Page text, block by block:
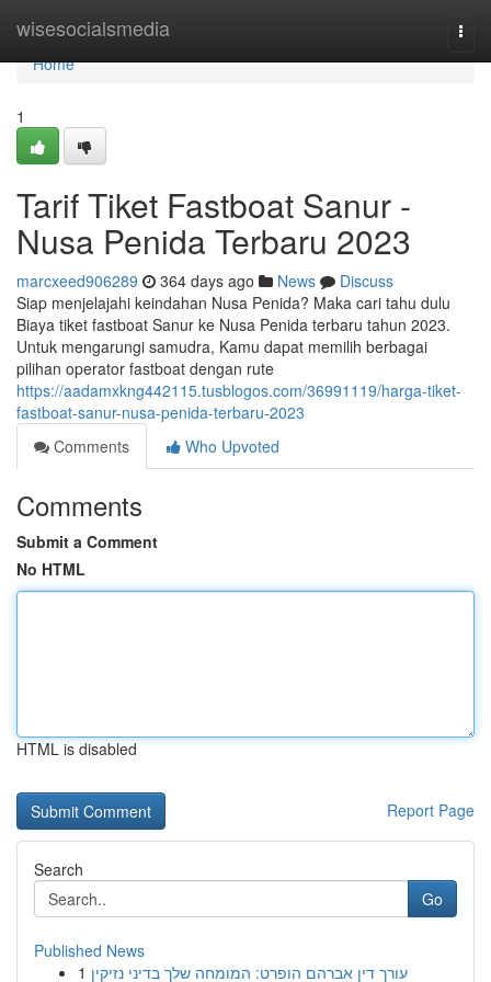
wisesocialsmedia
Home
Home
1
Tarif Tiket Fastboat Sanur -
Nusa Penida Terbaru 2023
marcxeed906289 364 days ago News
Discuss
Siap menjelajahi keindahan Nusa Penida? Maka cari tahu dulu
Biaya tiket fastboat Sanur ke Nusa Penida terbaru tahun 2023.
Untuk mengarungi samudra, Kamu dapat memilih berbagai
pilihan operator fastboat dengan rute
https://aadamxkng442115.tusblogos.com/36991119/harga-tiket-
fastboat-sanur-nusa-penida-terbaru-2023
Comments
Who Upvoted
Comments
Submit a Comment
No HTML
HTML is disabled
Report Page
Search
Go
Published News
1 עורך דין אברהם הופרט: המומחה שלך בדיני נזיקין